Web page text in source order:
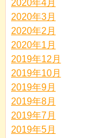
2020年4月
2020年3月
2020年2月
2020年1月
2019年12月
2019年10月
2019年9月
2019年8月
2019年7月
2019年5月